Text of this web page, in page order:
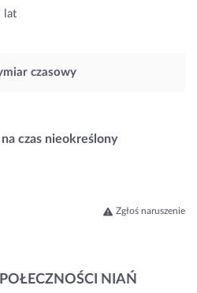
lat
czasowy
na czas nieokreślony
Zgłoś naruszenie
NIAŃ